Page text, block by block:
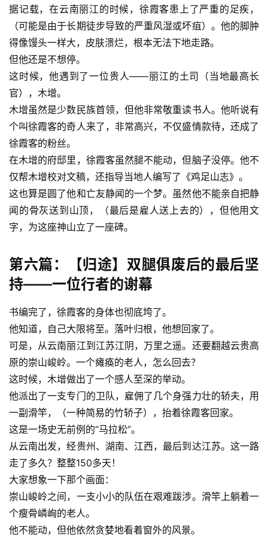
据记载，在云南丽江的时候，徐霞客患上了严重的足疾，
（可能是由于长期徒步导致的严重风湿或坏疽）。他的脚肿
得像馒头一样大，皮肤溃烂，根本无法下地走路。
但他还是不想停。
这时候，他遇到了一位贵人——丽江的土司（当地最高长
官），木增。
木增虽然是少数民族首领，但他非常敬重读书人。他听说有
个叫徐霞客的奇人来了，非常高兴，不仅盛情款待，还成了
徐霞客的粉丝。
在木增的府邸里，徐霞客虽然腿不能动，但脑子没停。他不
仅帮木增校对文稿，还指导当地人编写了《鸡足山志》。
这也算是圆了他和亡友静闻的一个梦。虽然他不能亲自把静
闻的骨灰送到山顶，（最后是雇人送上去的），但他用文
字，为这座神山立了一座碑。
第六篇：【归途】双腿俱废后的最后坚
持——一位行者的谢幕
书编完了，徐霞客的身体也彻底垮了。
他知道，自己大限将至。落叶归根，他想回家了。
可是，从云南丽江到江苏江阴，万里之遥。还要翻越云贵高
原的崇山峻岭。一个瘫痪的老人，怎么回去？
这时候，木增做出了一个感人至深的举动。
他派出了一支专门的卫队，雇佣了几个身强力壮的轿夫，用
一副滑竿，（一种简易的竹轿子），抬着徐霞客回家。
这是一场史无前例的“马拉松”。
从云南出发，经贵州、湖南、江西，最后到达江苏。这一路
走了多久？整整150多天！
大家想象一下那个画面：
崇山峻岭之间，一支小小的队伍在艰难跋涉。滑竿上躺着一
个瘦骨嶙峋的老人。
他不能动，但他依然贪婪地看着窗外的风景。